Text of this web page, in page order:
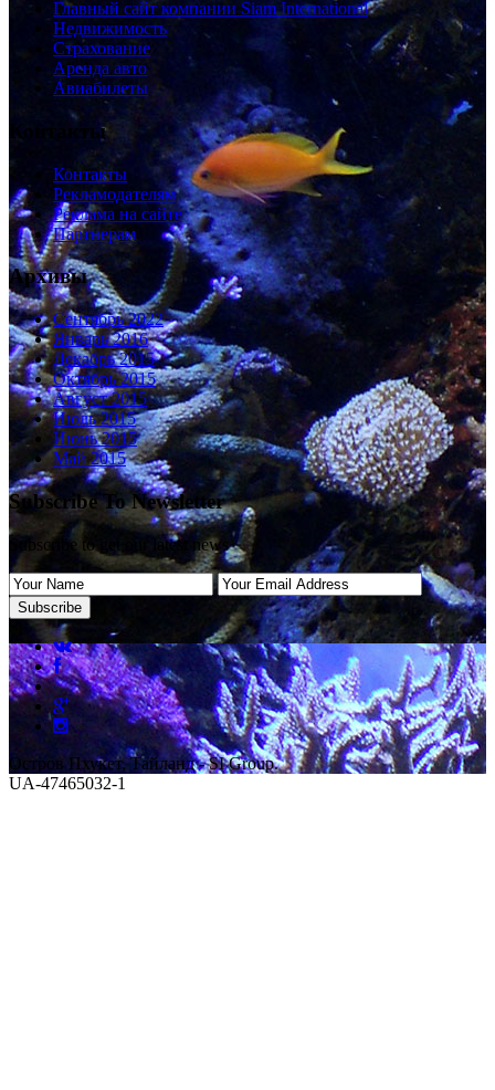
Главный сайт компании Siam International
Недвижимость
Страхование
Аренда авто
Авиабилеты
Контакты
Контакты
Рекламодателям
Реклама на сайте
Партнерам
Архивы
Сентябрь 2022
Январь 2016
Декабрь 2015
Октябрь 2015
Август 2015
Июль 2015
Июнь 2015
Май 2015
Subscribe To Newsletter
Subscribe to get our latest news
Остров Пхукет, Тайланд - SI Group.
UA-47465032-1